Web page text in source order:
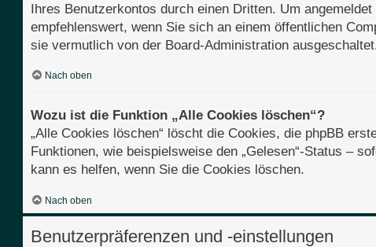
Ihres Benutzerkontos durch einen Dritten. Um
empfehlenswert, wenn Sie sich an einem öffentlichen
sie vermutlich von der Board-Administration
Nach oben
Wozu ist die Funktion „Alle Cookies löschen“?
„Alle Cookies löschen“ löscht die Cookies, die phpBB
Funktionen, wie beispielsweise den „Gelesen“-Status –
kann es helfen, wenn Sie die Cookies löschen.
Nach oben
Benutzerpräferenzen und -einstellungen